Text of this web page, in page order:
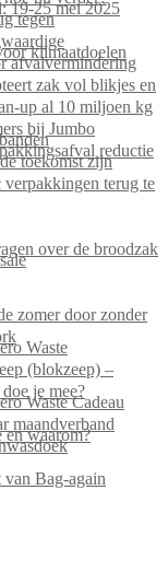
19-25 mei 2025
tegen
klimaatdoelen
afvalvermindering
zak vol blikjes en
up al 10 miljoen kg
bij Jumbo
reductie
toekomst zijn
verpakkingen terug te
over de broodzak
zomer door zonder
Waste
(blokzeep) –
je mee?
Waste Cadeau
maandverband
en waarom?
Bag-again